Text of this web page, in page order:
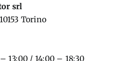
srl
Torino
13:00 / 14:00 – 18:30